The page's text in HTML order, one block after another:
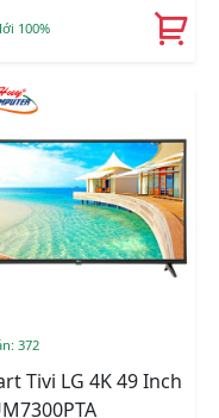
100%
372
Tivi LG 4K 49 Inch